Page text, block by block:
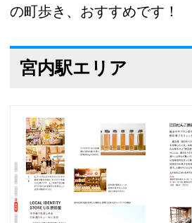
の町歩き、おすすめです！
宮内駅エリア